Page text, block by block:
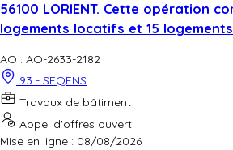
56100 LORIENT. Cette opération
logements locatifs et 15
AO : AO-2633-2182
93 - SEQENS
Travaux de bâtiment
Appel d'offres ouvert
Mise en ligne : 08/08/2026